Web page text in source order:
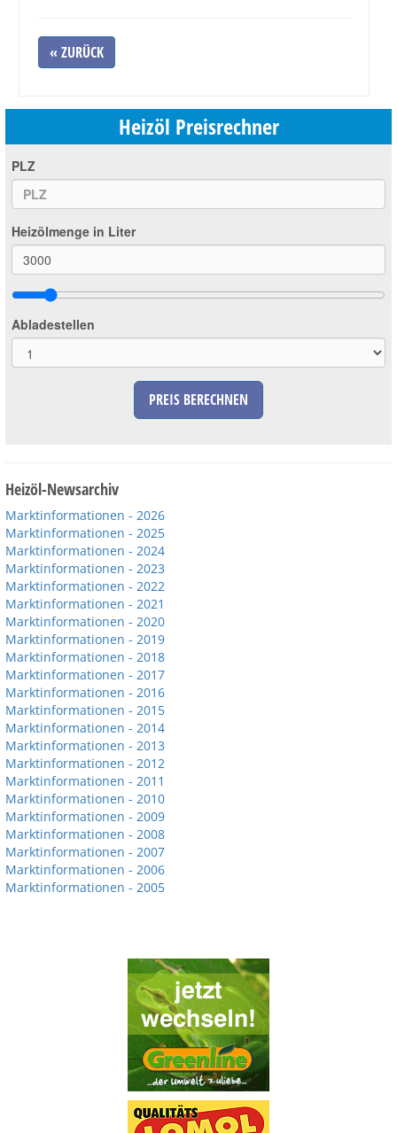
« ZURÜCK
Heizöl Preisrechner
PLZ
Heizölmenge in Liter
Abladestellen
PREIS BERECHNEN
Heizöl-Newsarchiv
Marktinformationen - 2026
Marktinformationen - 2025
Marktinformationen - 2024
Marktinformationen - 2023
Marktinformationen - 2022
Marktinformationen - 2021
Marktinformationen - 2020
Marktinformationen - 2019
Marktinformationen - 2018
Marktinformationen - 2017
Marktinformationen - 2016
Marktinformationen - 2015
Marktinformationen - 2014
Marktinformationen - 2013
Marktinformationen - 2012
Marktinformationen - 2011
Marktinformationen - 2010
Marktinformationen - 2009
Marktinformationen - 2008
Marktinformationen - 2007
Marktinformationen - 2006
Marktinformationen - 2005